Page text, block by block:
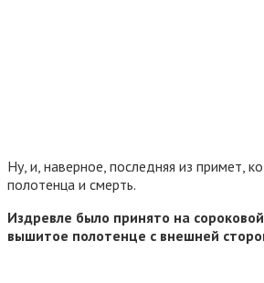
Ну, и, наверное, последняя из примет,
полотенца и смерть.
Издревле было принято на
вышитое полотенце с внешней